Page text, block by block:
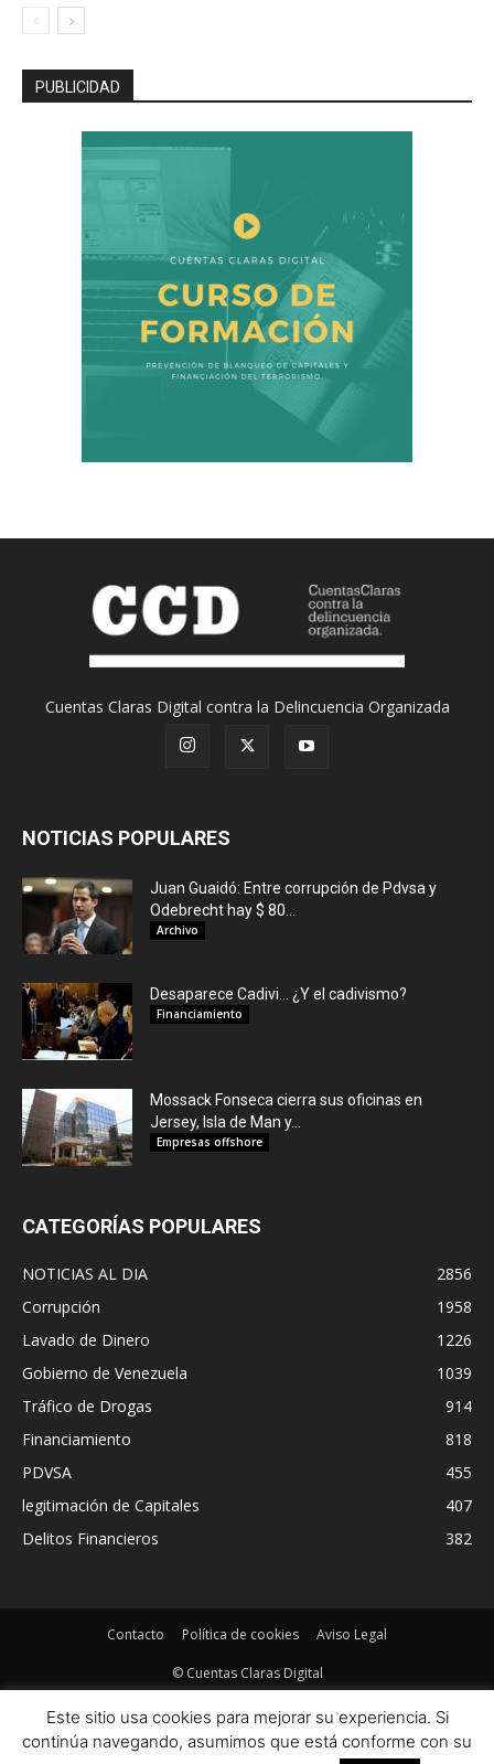
PUBLICIDAD
Cuentas Claras Digital contra la Delincuencia Organizada
NOTICIAS POPULARES
Juan Guaidó: Entre corrupción de Pdvsa y
Odebrecht hay $ 80...
Archivo
Desaparece Cadivi… ¿Y el cadivismo?
Financiamiento
Mossack Fonseca cierra sus oficinas en
Jersey, Isla de Man y...
Empresas offshore
CATEGORÍAS POPULARES
NOTICIAS AL DIA
2856
Corrupción
1958
Lavado de Dinero
1226
Gobierno de Venezuela
1039
Tráfico de Drogas
914
Financiamiento
818
PDVSA
455
legitimación de Capitales
407
Delitos Financieros
382
Contacto Política de cookies Aviso Legal
© Cuentas Claras Digital
Este sitio usa cookies para mejorar su experiencia. Si
continúa navegando, asumimos que está conforme con su